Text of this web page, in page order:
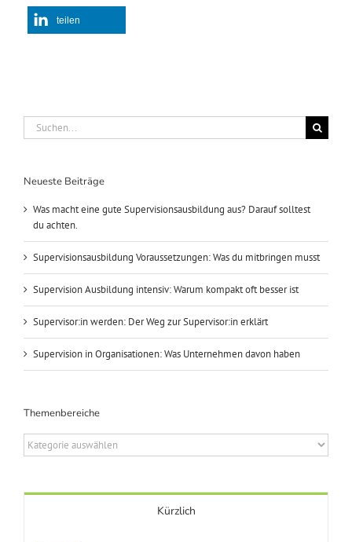
teilen
Suche
nach:
Neueste Beiträge
Was macht eine gute Supervisionsausbildung aus? Darauf solltest
du achten.
Supervisionsausbildung Voraussetzungen: Was du mitbringen musst
Supervision Ausbildung intensiv: Warum kompakt oft besser ist
Supervisor:in werden: Der Weg zur Supervisor:in erklärt
Supervision in Organisationen: Was Unternehmen davon haben
Themenbereiche
Themenbereiche
Kürzlich